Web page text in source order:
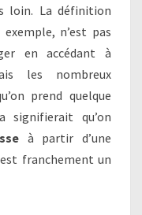
loin. La définition
n’est pas
en accédant à
les nombreux
prend quelque
signifierait qu’on
à partir d’une
franchement un